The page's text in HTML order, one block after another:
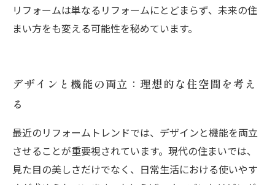
リフォームは単なるリフォームにとどまらず、未来の住
まい方をも変える可能性を秘めています。
デザインと機能の両立：理想的な住空間を考え
る
最近のリフォームトレンドでは、デザインと機能を両立
させることが重要視されています。現代の住まいでは、
見た目の美しさだけでなく、日常生活における使いやす